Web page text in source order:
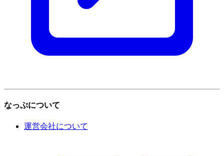
なっぷについて
運営会社について